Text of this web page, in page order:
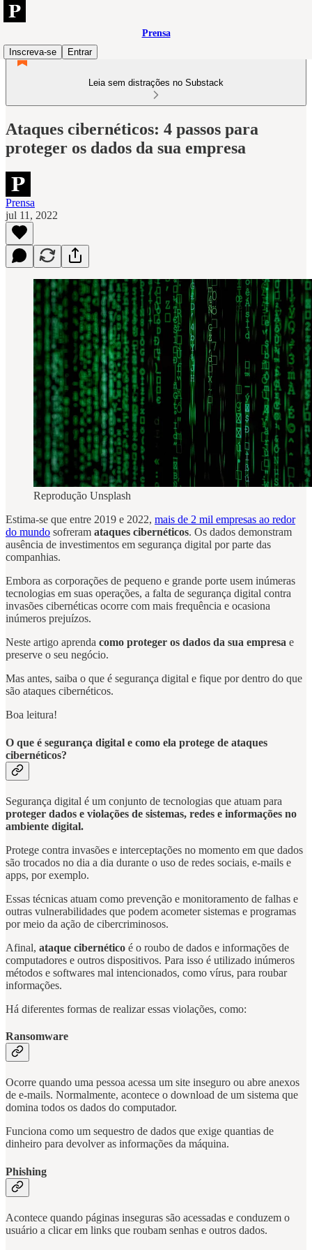
Prensa
Inscreva-se
Entrar
Leia sem distrações no Substack
Ataques cibernéticos: 4 passos para
proteger os dados da sua empresa
Prensa
jul 11, 2022
Reprodução Unsplash
Estima-se que entre 2019 e 2022, mais de 2 mil empresas ao redor
do mundo sofreram ataques cibernéticos. Os dados demonstram
ausência de investimentos em segurança digital por parte das
companhias.
Embora as corporações de pequeno e grande porte usem inúmeras
tecnologias em suas operações, a falta de segurança digital contra
invasões cibernéticas ocorre com mais frequência e ocasiona
inúmeros prejuízos.
Neste artigo aprenda como proteger os dados da sua empresa e
preserve o seu negócio.
Mas antes, saiba o que é segurança digital e fique por dentro do que
são ataques cibernéticos.
Boa leitura!
O que é segurança digital e como ela protege de ataques
cibernéticos?
Segurança digital é um conjunto de tecnologias que atuam para
proteger dados e violações de sistemas, redes e informações no
ambiente digital.
Protege contra invasões e interceptações no momento em que dados
são trocados no dia a dia durante o uso de redes sociais, e-mails e
apps, por exemplo.
Essas técnicas atuam como prevenção e monitoramento de falhas e
outras vulnerabilidades que podem acometer sistemas e programas
por meio da ação de cibercriminosos.
Afinal, ataque cibernético é o roubo de dados e informações de
computadores e outros dispositivos. Para isso é utilizado inúmeros
métodos e softwares mal intencionados, como vírus, para roubar
informações.
Há diferentes formas de realizar essas violações, como:
Ransomware
Ocorre quando uma pessoa acessa um site inseguro ou abre anexos
de e-mails. Normalmente, acontece o download de um sistema que
domina todos os dados do computador.
Funciona como um sequestro de dados que exige quantias de
dinheiro para devolver as informações da máquina.
Phishing
Acontece quando páginas inseguras são acessadas e conduzem o
usuário a clicar em links que roubam senhas e outros dados.